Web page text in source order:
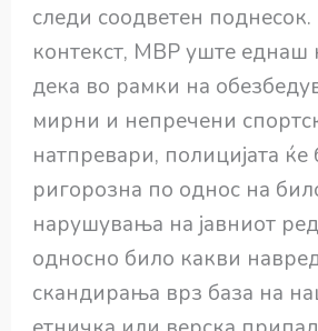
следи соодветен поднесок.
контекст, МВР уште еднаш
дека во рамки на
мирни и непречени
натпревари, полицијата ќе
ригорозна по однос на
нарушувања на јавниот
односно било какви
скандирања врз база на